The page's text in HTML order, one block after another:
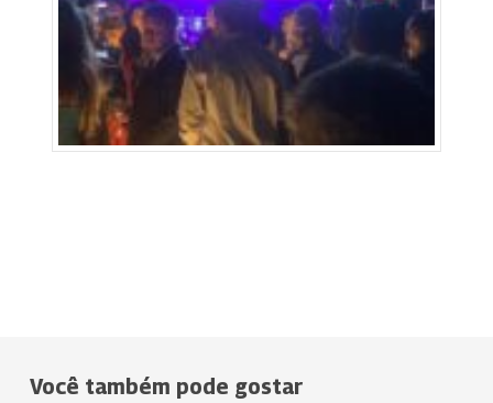
Você também pode gostar